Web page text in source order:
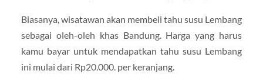
Biasanya, wisatawan akan membeli tahu susu Lembang
sebagai oleh-oleh khas Bandung. Harga yang harus
kamu bayar untuk mendapatkan tahu susu Lembang
ini mulai dari Rp20.000. per keranjang.